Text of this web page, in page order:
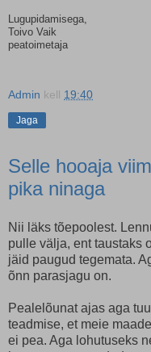
Lugupidamisega,
Toivo Vaik
peatoimetaja
Admin kell 19:40
Jaga
Selle hooaja
pika ninaga
Nii läks tõepoolest.
pulle välja, ent taustaks
jäid paugud tegemata.
õnn parasjagu on.
Pealelõunat ajas aga
teadmise, et meie
ei pea. Aga lohutuseks